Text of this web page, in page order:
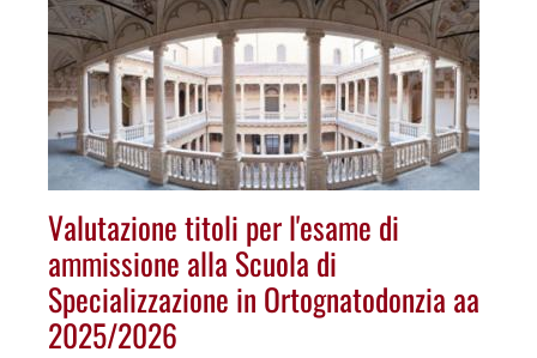
Valutazione titoli per l'esame di
ammissione alla Scuola di
Specializzazione in Ortognatodonzia aa
2025/2026